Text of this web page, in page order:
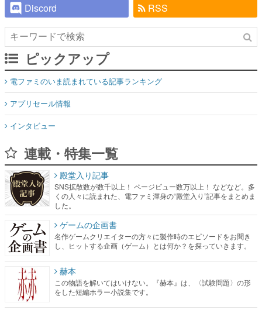
Discord
RSS
ピックアップ
電ファミのいま読まれている記事ランキング
アプリセール情報
インタビュー
連載・特集一覧
殿堂入り記事
SNS拡散数が数千以上！ ページビュー数万以上！ などなど。多
くの人々に読まれた、電ファミ渾身の“殿堂入り”記事をまとめま
した。
ゲームの企画書
名作ゲームクリエイターの方々に製作時のエピソードをお聞き
し、ヒットする企画（ゲーム）とは何か？を探っていきます。
赫本
この物語を解いてはいけない。『赫本』は、〈試験問題〉の形
をした短編ホラー小説集です。